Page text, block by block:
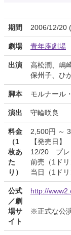
期間 2006/12/20
劇場 青年座劇場
出演
高松潤、嶋
保州子、ひ
脚本 モルナール
演出 守輪咲良
料金
（1
枚あ
た
り）
2,500円 ～
【発売日】
12/20 プレ
前売（1ド
当日（1ド
公式
／劇
場サ
イト
http://
※正式な公